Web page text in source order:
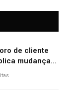
de cliente
mudança
atingir